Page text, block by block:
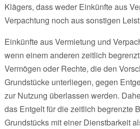
Klägers, dass weder Einkünfte aus
Verpachtung noch aus sonstigen
Einkünfte aus Vermietung und
wenn einem anderen zeitlich
Vermögen oder Rechte, die den
Grundstücke unterliegen, gegen
zur Nutzung überlassen werden.
das Entgelt für die zeitlich begrenzte
Grundstücks mit einer Dienstbarkeit